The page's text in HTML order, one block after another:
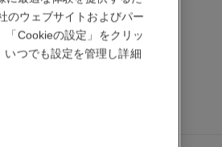
サイズ）
詳細
品番 186366
のウェブサイトおよびパー
「Cookieの設定」をクリッ
いつでも設定を管理し詳細